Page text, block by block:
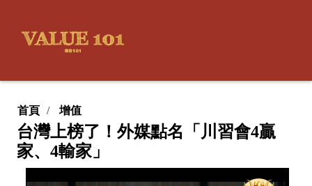
首頁 增值
台灣上榜了！外媒點名「川習會4贏
家、4輸家」